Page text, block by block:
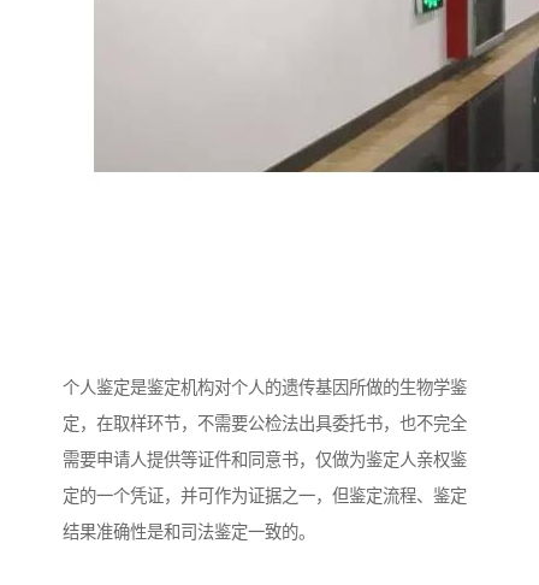
个人鉴定是鉴定机构对个人的遗传基因所做的生物学鉴
定，在取样环节，不需要公检法出具委托书，也不完全
需要申请人提供等证件和同意书，仅做为鉴定人亲权鉴
定的一个凭证，并可作为证据之一，但鉴定流程、鉴定
结果准确性是和司法鉴定一致的。